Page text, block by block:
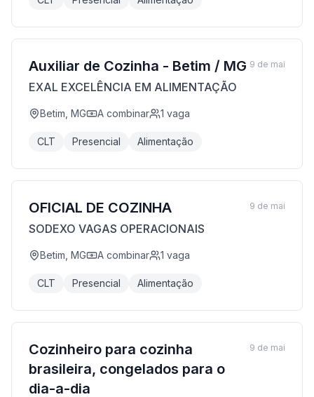
Auxiliar de Cozinha - Betim / MG
EXAL EXCELÊNCIA EM ALIMENTAÇÃO
Betim, MG A combinar 1 vaga
CLT Presencial Alimentação
9 de mai
OFICIAL DE COZINHA
SODEXO VAGAS OPERACIONAIS
Betim, MG A combinar 1 vaga
CLT Presencial Alimentação
9 de mai
Cozinheiro para cozinha
brasileira, congelados para o
dia-a-dia
9 de mai